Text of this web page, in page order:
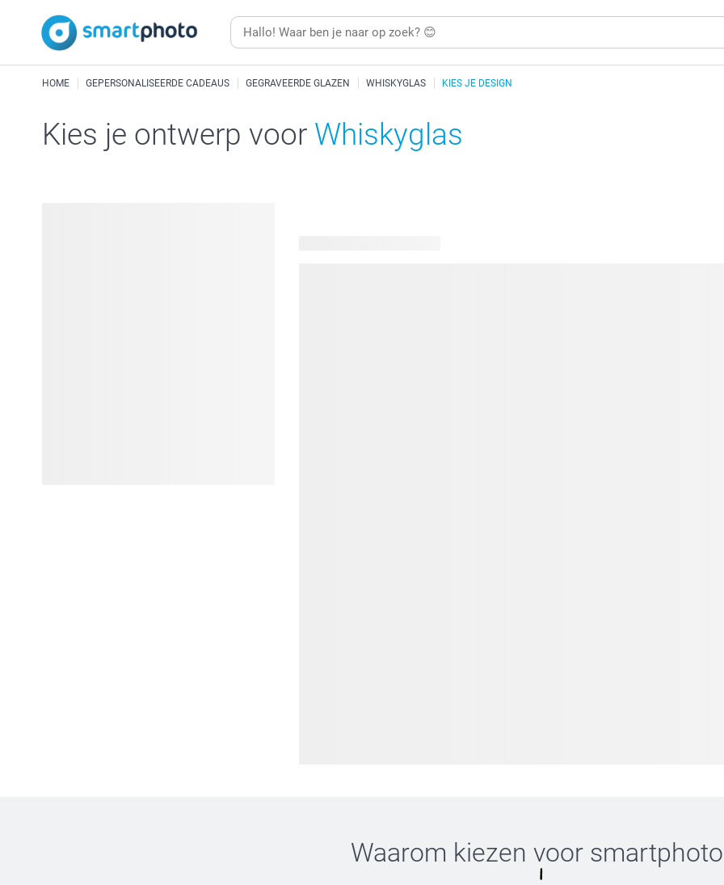
HOME GEPERSONALISEERDE CADEAUS GEGRAVEERDE GLAZEN WHISKYGLAS KIES JE DESIGN
Kies je ontwerp voor Whiskyglas
Waarom kiezen voor smartphoto